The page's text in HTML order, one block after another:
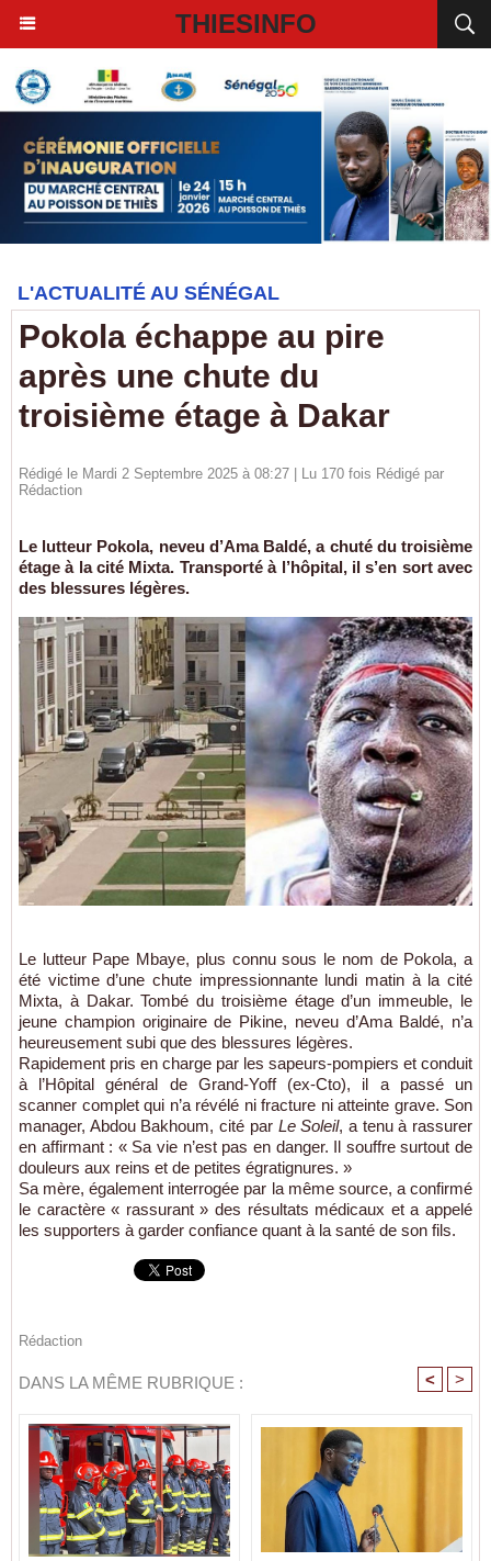
THIESINFO
L'ACTUALITÉ AU SÉNÉGAL
Pokola échappe au pire
après une chute du
troisième étage à Dakar
Rédigé le Mardi 2 Septembre 2025 à 08:27 | Lu 170 fois Rédigé par
Rédaction
Le lutteur Pokola, neveu d’Ama Baldé, a chuté du troisième
étage à la cité Mixta. Transporté à l’hôpital, il s’en sort avec
des blessures légères.
Le lutteur Pape Mbaye, plus connu sous le nom de Pokola, a
été victime d’une chute impressionnante lundi matin à la cité
Mixta, à Dakar. Tombé du troisième étage d’un immeuble, le
jeune champion originaire de Pikine, neveu d’Ama Baldé, n’a
heureusement subi que des blessures légères.
Rapidement pris en charge par les sapeurs-pompiers et conduit
à l’Hôpital général de Grand-Yoff (ex-Cto), il a passé un
scanner complet qui n’a révélé ni fracture ni atteinte grave. Son
manager, Abdou Bakhoum, cité par Le Soleil, a tenu à rassurer
en affirmant : « Sa vie n’est pas en danger. Il souffre surtout de
douleurs aux reins et de petites égratignures. »
Sa mère, également interrogée par la même source, a confirmé
le caractère « rassurant » des résultats médicaux et a appelé
les supporters à garder confiance quant à la santé de son fils.
Rédaction
DANS LA MÊME RUBRIQUE : < >